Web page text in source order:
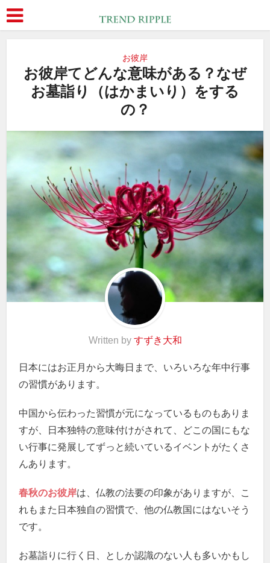
お彼岸
お彼岸てどんな意味がある？なぜ
お墓詣り（はかまいり）をする
の？
Written by すずき大和
日本にはお正月から大晦日まで、いろいろな年中行事
の習慣があります。
中国から伝わった習慣が元になっているものもありま
すが、日本独特の意味付けがされて、どこの国にもな
い行事に発展してずっと続いているイベントがたくさ
んあります。
春秋のお彼岸は、仏教の法要の印象がありますが、こ
れもまた日本独自の習慣で、他の仏教国にはないそう
です。
お墓詣りに行く日、としか認識のない人も多いかもし